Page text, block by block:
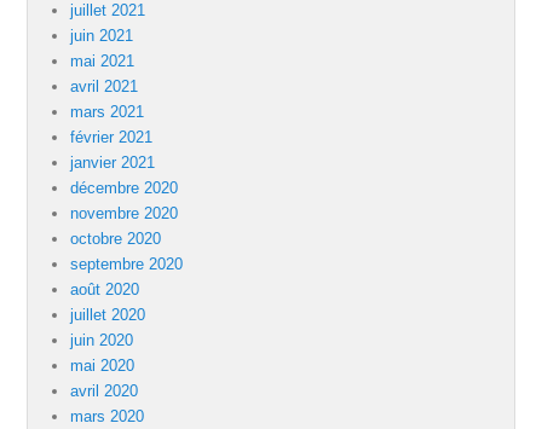
juillet 2021
juin 2021
mai 2021
avril 2021
mars 2021
février 2021
janvier 2021
décembre 2020
novembre 2020
octobre 2020
septembre 2020
août 2020
juillet 2020
juin 2020
mai 2020
avril 2020
mars 2020